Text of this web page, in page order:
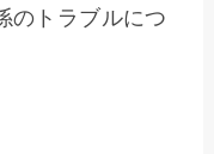
のトラブルにつ